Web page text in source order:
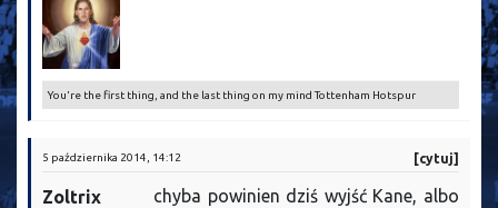
You're the first thing, and the last thing on my mind Tottenham Hotspur
5 października 2014, 14:12 [cytuj]
Zoltrix
chyba powinien dziś wyjść Kane, albo